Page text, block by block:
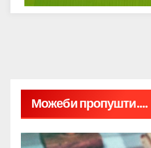
Можеби пропушти....